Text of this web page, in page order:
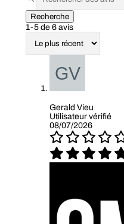
Recherche
1-5 de 6 avis
Gerald Vieu
Utilisateur vérifié
08/07/2026